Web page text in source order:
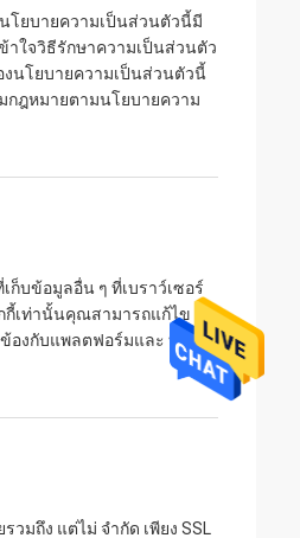
โยบายความเป็นส่วนตัวนี้มี
ใจวิธีรักษาความเป็นส่วนตัว
นโยบายความเป็นส่วนตัวนี้
กฎหมายตามนโยบายความ
บข้อมูลอื่น ๆ ที่เบราว์เซอร์
กี้เท่านั้นคุณสามารถแก้ไข
องกับแพลตฟอร์มและ บริการ
มถึง แต่ไม่ จำกัด เพียง SSL